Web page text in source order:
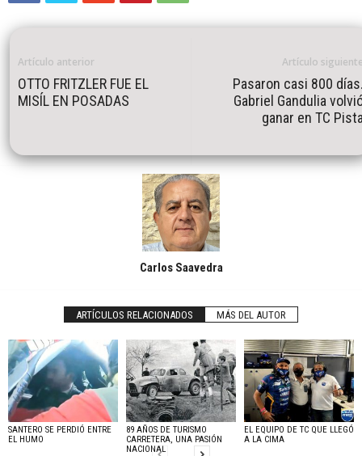
Artículo anterior
OTTO FRITZLER FUE EL
MISÍL EN POSADAS
Artículo
Pasaron casi 800
Gabriel Gandulia
ganar en TC
Carlos Saavedra
ARTÍCULOS RELACIONADOS MÁS DEL AUTOR
SANTERO SE PERDIÓ ENTRE
EL HUMO
89 AÑOS DE TURISMO
CARRETERA, UNA PASIÓN
NACIONAL
EL EQUIPO DE TC QUE LLEGÓ
A LA CIMA